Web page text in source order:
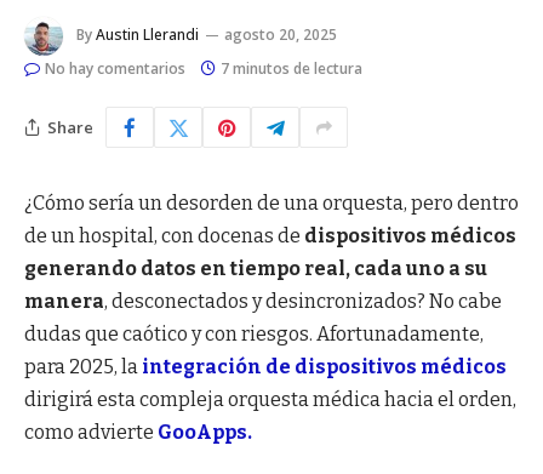
ByAustin Llerandi
agosto 20, 2025
No hay comentarios
7 minutos de lectura
Share
¿Cómo sería un desorden de una orquesta, pero dentro
de un hospital, con docenas de dispositivos médicos
generando datos en tiempo real, cada uno a su
manera, desconectados y desincronizados? No cabe
dudas que caótico y con riesgos. Afortunadamente,
para 2025, la integración de dispositivos médicos
dirigirá esta compleja orquesta médica hacia el orden,
como advierte GooApps.